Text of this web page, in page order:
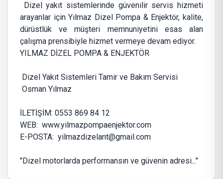
Dizel yakıt sistemlerinde güvenilir servis hizmeti
arayanlar için Yılmaz Dizel Pompa & Enjektör, kalite,
dürüstlük ve müşteri memnuniyetini esas alan
çalışma prensibiyle hizmet vermeye devam ediyor.
YILMAZ DİZEL POMPA & ENJEKTÖR
Dizel Yakıt Sistemleri Tamir ve Bakım Servisi
Osman Yılmaz
İLETİŞİM: 0553 869 84 12
WEB: www.yilmazpompaenjektor.com
E-POSTA: yilmazdizelant@gmail.com
"Dizel motorlarda performansın ve güvenin adresi..."